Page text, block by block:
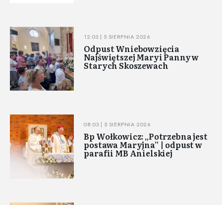
12:03 | 5 SIERPNIA 2026
Odpust Wniebowzięcia
Najświętszej Maryi Panny w
Starych Skoszewach
08:03 | 5 SIERPNIA 2026
Bp Wołkowicz: „Potrzebna jest
postawa Maryjna” | odpust w
parafii MB Anielskiej